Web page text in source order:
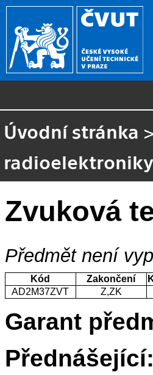
Úvodní stránka >
radioelektroniky
Zvuková
Předmět není
Kód Zakončení
AD2M37ZVT
Z,ZK
Garant
Přednášející: